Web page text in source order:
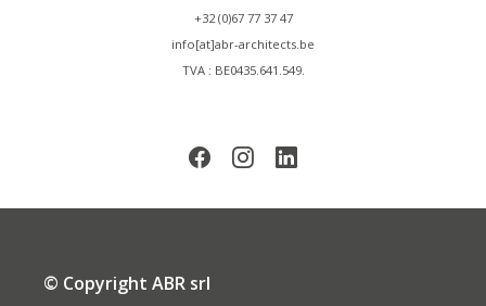
+32 (0)67 77 37 47
info[at]abr-architects.be
TVA : BE0435.641.549.
© Copyright ABR srl